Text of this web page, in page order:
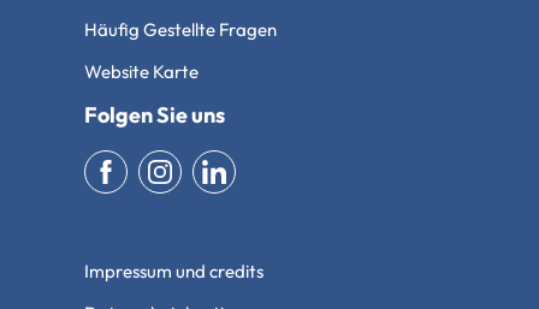
Häufig Gestellte Fragen
Website Karte
Folgen Sie uns
Impressum und credits